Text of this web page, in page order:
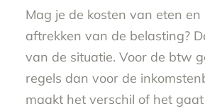
Mag je de kosten van eten en
aftrekken van de belasting?
van de situatie. Voor de btw
regels dan voor de
maakt het verschil of het gaat